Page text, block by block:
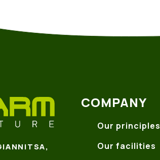
COMPANY
Our principles
Our facilities